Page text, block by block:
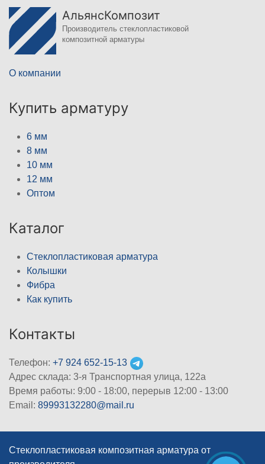
АльянсКомпозит
Производитель стеклопластиковой
композитной арматуры
О компании
Купить арматуру
6 мм
8 мм
10 мм
12 мм
Оптом
Каталог
Стеклопластиковая арматура
Колышки
Фибра
Как купить
Контакты
Телефон: +7 924 652-15-13
Адрес склада: 3-я Транспортная улица, 122а
Время работы: 9:00 - 18:00, перерыв 12:00 - 13:00
Email: 89993132280@mail.ru
Стеклопластиковая композитная арматура от